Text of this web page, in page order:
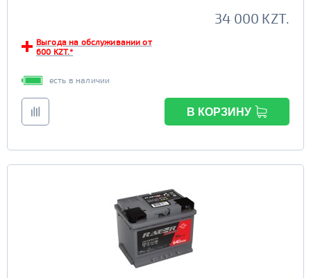
34 000 KZT.
Выгода на обслуживании от
600 KZT.*
есть в наличии
В КОРЗИНУ